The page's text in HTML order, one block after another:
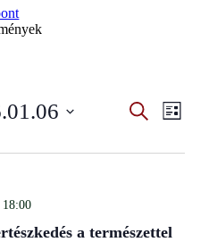
and
SearchLista
a természettel